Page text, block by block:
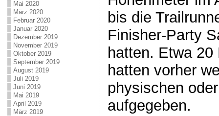
Mai 2020
März 2020
Februar 2020
Januar 2020
Dezember 2019
November 2019
Oktober 2019
September 2019
August 2019
Juli 2019
Juni 2019
Mai 2019
April 2019
März 2019
bis die
Finisher-Party
hatten. Etwa
hatten vorher
physischen
aufgegeben.